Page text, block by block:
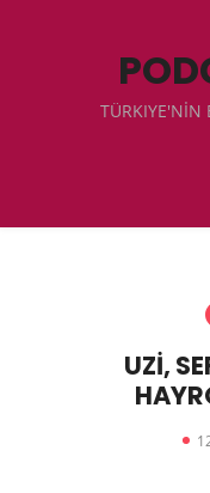
TÜRKIYE'NİN
UZİ,